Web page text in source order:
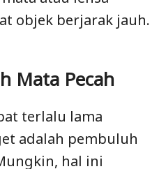
objek berjarak jauh.
Mata Pecah
terlalu lama
adalah pembuluh
hal ini